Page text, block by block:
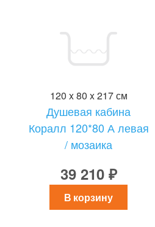
120 x 80 x 217 см
Душевая кабина
Коралл 120*80 А левая
/ мозаика
39 210 ₽
В корзину